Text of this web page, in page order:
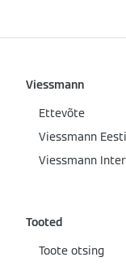
Viessmann
Ettevõte
Viessmann Eesti
Viessmann
Tooted
Toote otsing